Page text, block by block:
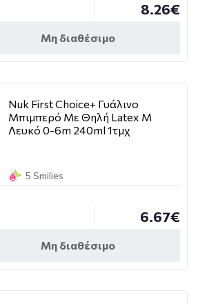
8.26€
Μη διαθέσιμο
Nuk First Choice+ Γυάλινο
Μπιμπερό Με Θηλή Latex M
Λευκό 0-6m 240ml 1τμχ
5 Smilies
6.67€
Μη διαθέσιμο